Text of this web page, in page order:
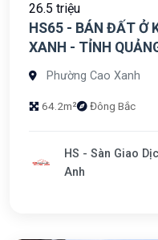
26.5 triệu
HS65 - BÁN ĐẤT Ở
XANH - TỈNH
Phường Cao Xanh
64.2m² Đông Bắc
HS - Sàn Giao
Anh